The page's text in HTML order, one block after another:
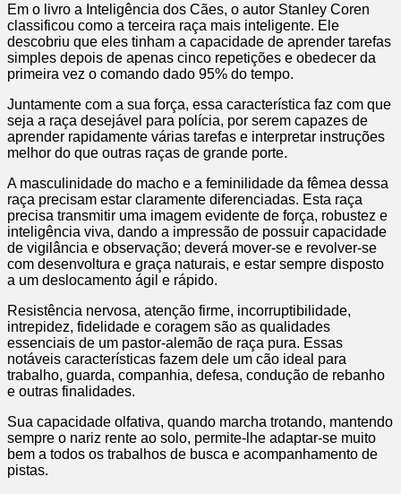
Em o livro a Inteligência dos Cães, o autor Stanley Coren
classificou como a terceira raça mais inteligente. Ele
descobriu que eles tinham a capacidade de aprender tarefas
simples depois de apenas cinco repetições e obedecer da
primeira vez o comando dado 95% do tempo.
Juntamente com a sua força, essa característica faz com que
seja a raça desejável para polícia, por serem capazes de
aprender rapidamente várias tarefas e interpretar instruções
melhor do que outras raças de grande porte.
A masculinidade do macho e a feminilidade da fêmea dessa
raça precisam estar claramente diferenciadas. Esta raça
precisa transmitir uma imagem evidente de força, robustez e
inteligência viva, dando a impressão de possuir capacidade
de vigilância e observação; deverá mover-se e revolver-se
com desenvoltura e graça naturais, e estar sempre disposto
a um deslocamento ágil e rápido.
Resistência nervosa, atenção firme, incorruptibilidade,
intrepidez, fidelidade e coragem são as qualidades
essenciais de um pastor-alemão de raça pura. Essas
notáveis características fazem dele um cão ideal para
trabalho, guarda, companhia, defesa, condução de rebanho
e outras finalidades.
Sua capacidade olfativa, quando marcha trotando, mantendo
sempre o nariz rente ao solo, permite-lhe adaptar-se muito
bem a todos os trabalhos de busca e acompanhamento de
pistas.